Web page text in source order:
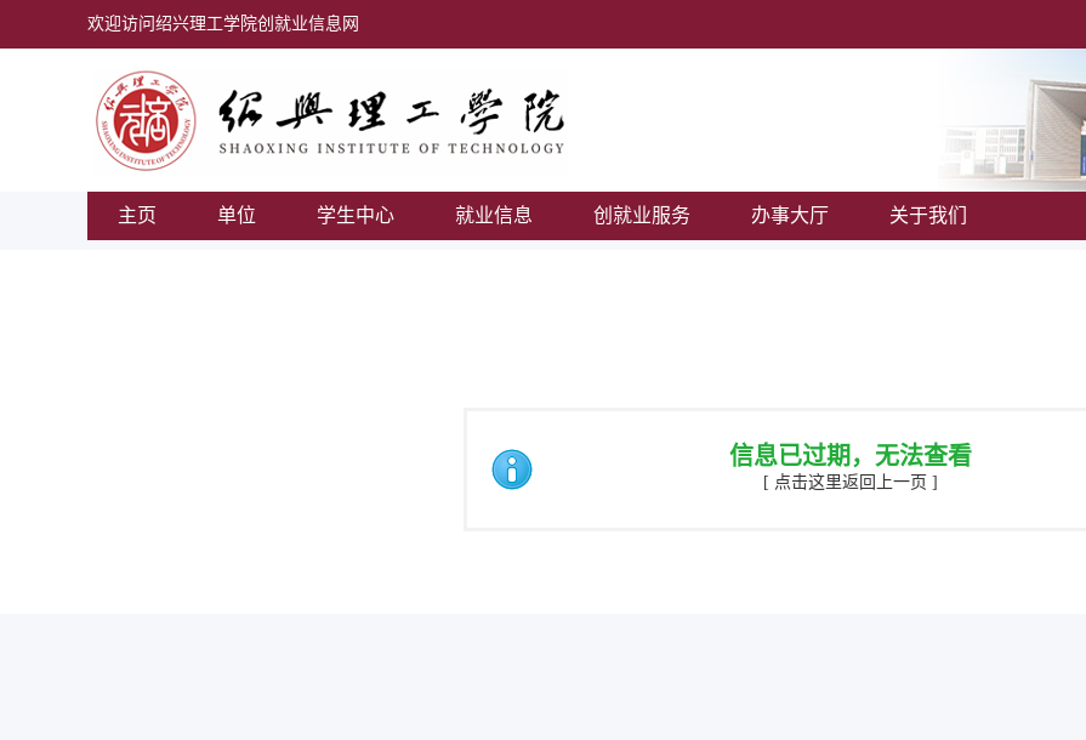
欢迎访问绍兴理工学院创就业信息网
主页 单位 学生中心 就业信息 创就业服务 办事大厅 关于我们
信息已过期，无法查看
[ 点击这里返回上一页 ]